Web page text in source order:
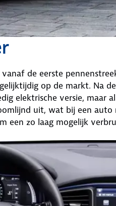
de eerste
op de markt. Na
elektrische versie, maar
uit, wat bij een auto
een zo laag mogelijk